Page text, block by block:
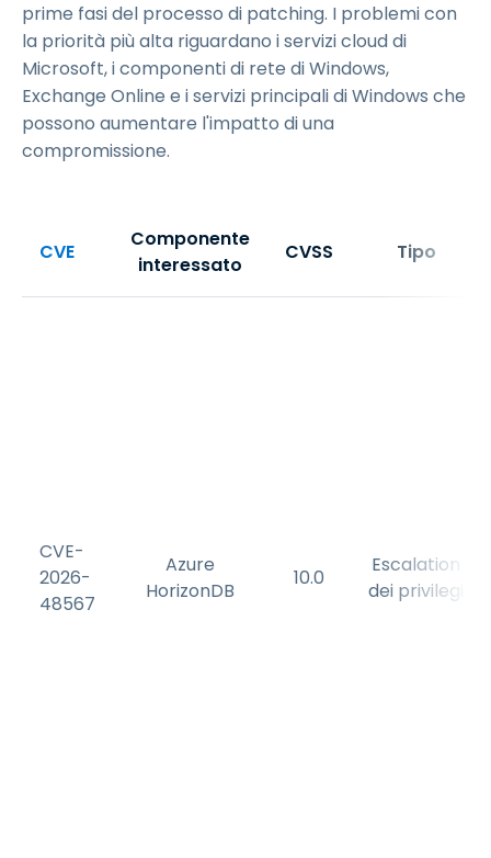
prime fasi del processo di patching. I problemi con
la priorità più alta riguardano i servizi cloud di
Microsoft, i componenti di rete di Windows,
Exchange Online e i servizi principali di Windows che
possono aumentare l'impatto di una
compromissione.
CVE
Componente
interessato
CVSS Tipo
CVE-
2026-
48567
Azure
HorizonDB
10.0
Escalation
dei privilegi